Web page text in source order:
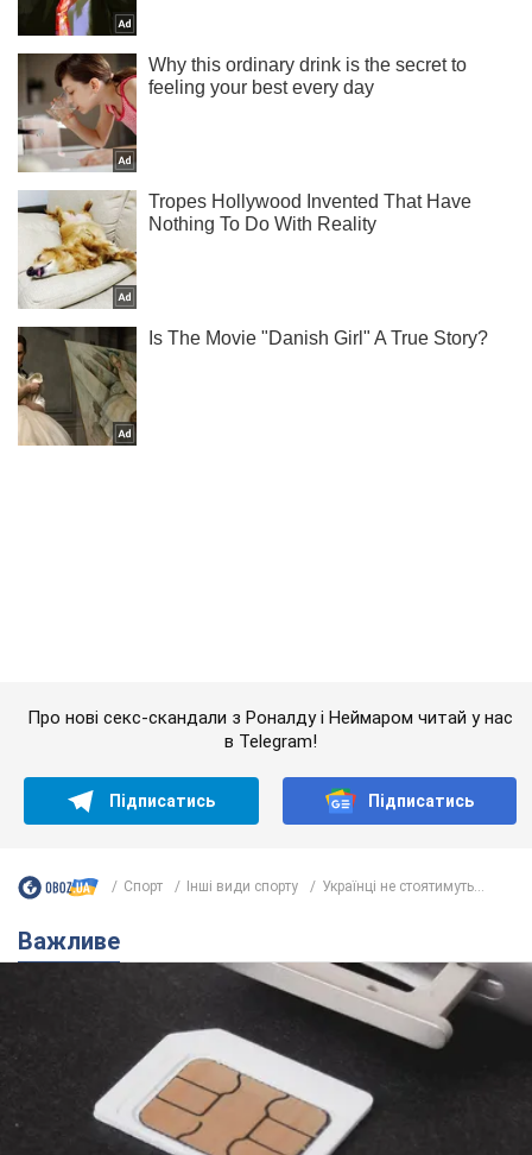
Важливе
Українці масово переносять свої мобільні
номери на одного й того самого оператора: на
який найчастіше переходять
Мобільні тарифи досягли критичної межі
67,9 т.